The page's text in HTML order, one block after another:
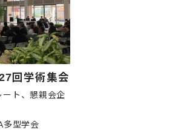
回学術集会
ト、懇親会企
多型学会